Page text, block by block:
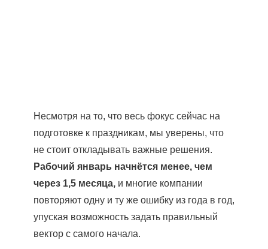
Несмотря на то, что весь фокус сейчас на
подготовке к праздникам, мы уверены, что
не стоит откладывать важные решения.
Рабочий январь начнётся менее, чем
через 1,5 месяца, и многие компании
повторяют одну и ту же ошибку из года в год,
упуская возможность задать правильный
вектор с самого начала.